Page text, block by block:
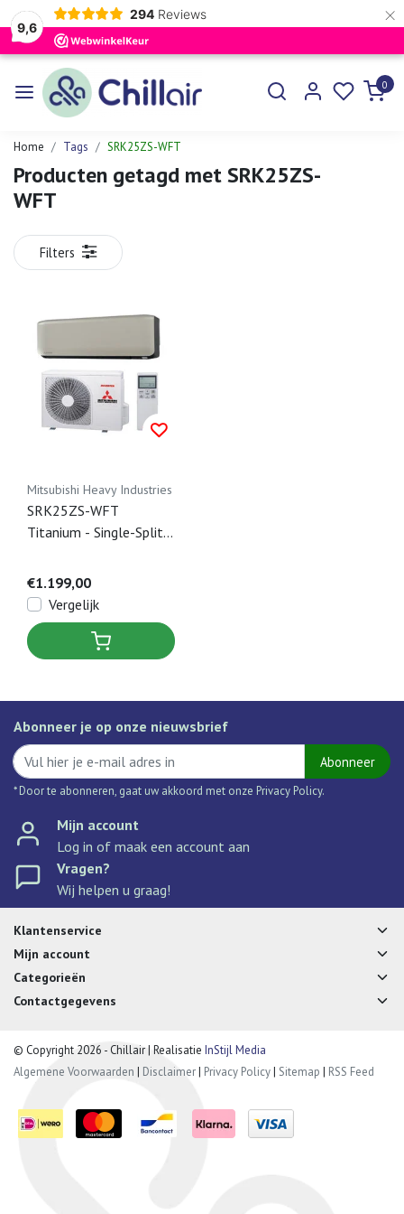
9,6
294 Reviews ×
0
Home Tags SRK25ZS-WFT
Producten getagd met SRK25ZS-
WFT
Filters
Mitsubishi Heavy Industries
SRK25ZS-WFT
Titanium - Single-Split
kW
€1.199,00
Vergelijk
Abonneer je op onze nieuwsbrief
Abonneer
* Door te abonneren, gaat uw akkoord met onze Privacy Policy.
Mijn account
Log in of maak een account aan
Vragen?
Wij helpen u graag!
Klantenservice
Mijn account
Categorieën
Contactgegevens
© Copyright 2026 - Chillair | Realisatie InStijl Media
Algemene Voorwaarden | Disclaimer| Privacy Policy| Sitemap | RSS Feed